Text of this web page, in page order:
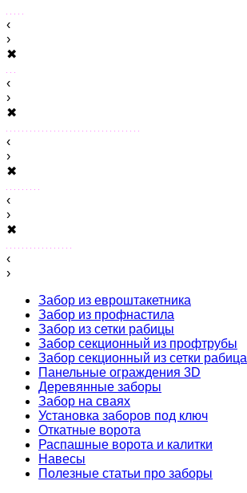
‹
›
✖
‹
›
✖
‹
›
✖
‹
›
✖
‹
›
Забор из евроштакетника
Забор из профнастила
Забор из сетки рабицы
Забор секционный из профтрубы
Забор секционный из сетки рабица
Панельные ограждения 3D
Деревянные заборы
Забор на сваях
Установка заборов под ключ
Откатные ворота
Распашные ворота и калитки
Навесы
Полезные статьи про заборы